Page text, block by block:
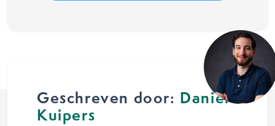
Geschreven door: Daniël
Kuipers